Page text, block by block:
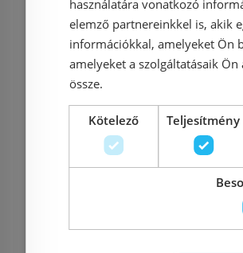
1135
Nyitvatartás:Hétfő -
2026.
Telefon:
06 20 994
használatára vonatkozó
elemző partnereinkkel is, akik
információkkal, amelyeket Ön
amelyeket a szolgáltatásaik
össze.
Kötelező Teljesítmény